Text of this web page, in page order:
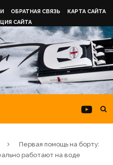
ОБРАТНАЯ СВЯЗЬ
КАРТА САЙТА
САЙТА
Первая помощь на борту:
работают на воде